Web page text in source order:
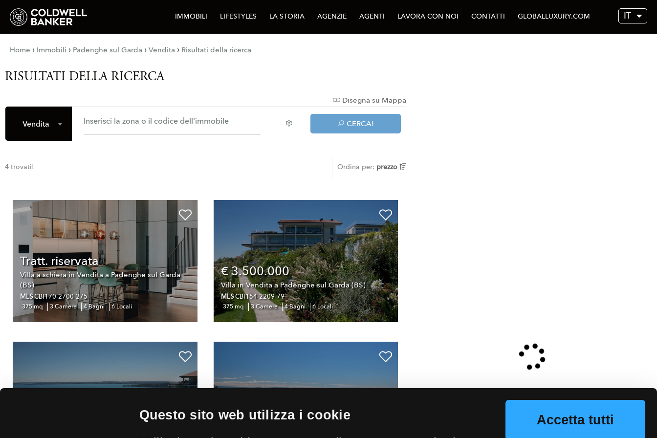
Questo sito web utilizza i cookie
Accetta tutti
IT
IMMOBILI LIFESTYLES LA STORIA AGENZIE AGENTI LAVORA CON NOI CONTATTI GLOBALLUXURY.COM
Home › Immobili › Padenghe sul Garda › Vendita › Risultati della ricerca
RISULTATI DELLA RICERCA
Disegna su Mappa
Vendita Inserisci la zona o il codice dell'immobile CERCA!
4 trovati! Ordina per: prezzo
Tratt. riservata
Villa a schiera in Vendita a Padenghe sul Garda
(BS)
MLSCBI170-2700-275
375 mq 3 Camere 4 Bagni 6 Locali
€ 3.500.000
Villa in Vendita a Padenghe sul Garda (BS)
MLSCBI154-2209-79
375 mq 3 Camere 4 Bagni 6 Locali
Villa a schiera in Vendita a Padenghe sul Garda
Villa a schiera in Vendita a Padenghe sul Garda